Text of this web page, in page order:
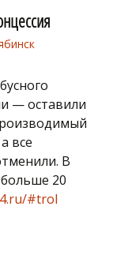
— оставили
все
В
20
#trol